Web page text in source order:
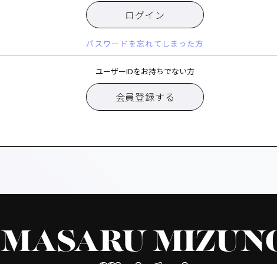
ログイン
パスワードを忘れてしまった方
ユーザーIDをお持ちでない方
会員登録する
MASARU